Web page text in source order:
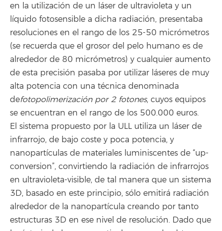
en la utilización de un láser de ultravioleta y un
líquido fotosensible a dicha radiación, presentaba
resoluciones en el rango de los 25-50 micrómetros
(se recuerda que el grosor del pelo humano es de
alrededor de 80 micrómetros) y cualquier aumento
de esta precisión pasaba por utilizar láseres de muy
alta potencia con una técnica denominada
defotopolimerización por 2 fotones, cuyos equipos
se encuentran en el rango de los 500.000 euros.
El sistema propuesto por la ULL utiliza un láser de
infrarrojo, de bajo coste y poca potencia, y
nanopartículas de materiales luminiscentes de “up-
conversion”, convirtiendo la radiación de infrarrojos
en ultravioleta-visible, de tal manera que un sistema
3D, basado en este principio, sólo emitirá radiación
alrededor de la nanopartícula creando por tanto
estructuras 3D en ese nivel de resolución. Dado que